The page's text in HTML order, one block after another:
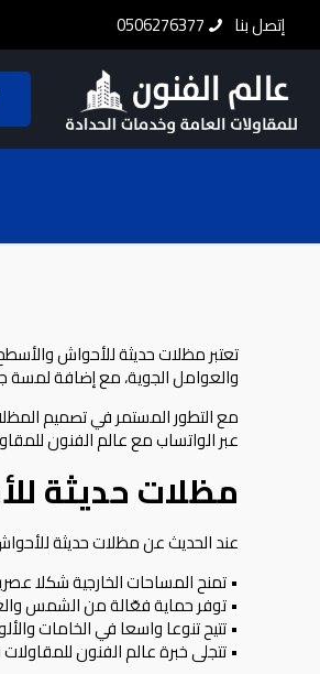
إتصل بنا 0506276377
تعتبر مظلات حديثة للأحواش
والعوامل الجوية، مع إضافة لمسة
مع التطور المستمر في تصميم
عبر الواتسابمع عالم الفنون
مظلات حديثة
عند الحديث عن مظلات حديثة
• تمنح المساحات الخارجية شكلا
• توفر حماية فعّالة من الشمس
• تتيح تنوعا واسعا في الخامات
• تتجلى خبرة عالم الفنون